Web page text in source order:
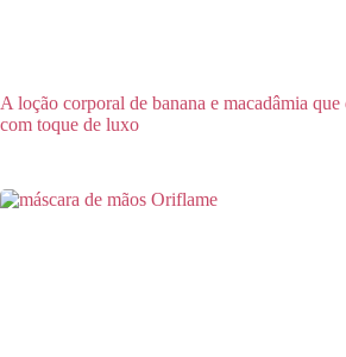
A loção corporal de banana e macadâmia que
com toque de luxo